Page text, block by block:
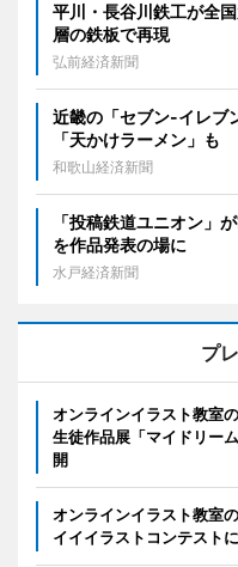
平川・長谷川鉄工が全
層の鉄板で再現
弘前経済新聞
近畿の「セブン-イレ
「天かけラーメン」も
和歌山経済新聞
「投稿鉄道ユニオン」
を作品発表の場に
水戸経済新聞
プ
オンラインイラスト教室
生徒作品展「マイドリー
開
オンラインイラスト教室
イイイラストコンテスト